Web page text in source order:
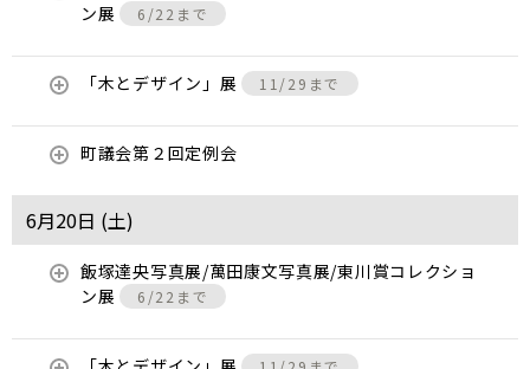
ン展
6/22まで
「木とデザイン」展 11/29まで
町議会第２回定例会
6月20日 (土)
飯塚達央写真展/萬田康文写真展/東川賞コレクショ
ン展
6/22まで